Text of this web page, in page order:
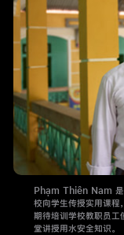
Phạm Thiên Nam 是
校向学生传授实用课程
期待培训学校教职员
堂讲授用水安全知识。